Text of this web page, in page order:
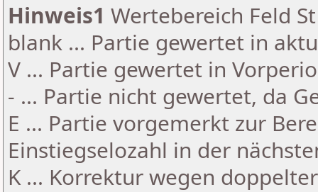
Hinweis1 Wertebereich Feld
blank ... Partie gewertet in
V ... Partie gewertet in
- ... Partie nicht gewertet, da
E ... Partie vorgemerkt zur
Einstiegselozahl in der
K ... Korrektur wegen